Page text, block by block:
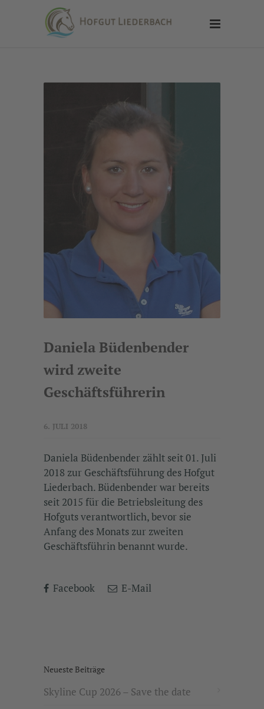
Daniela Büdenbender
wird zweite
Geschäftsführerin
6. JULI 2018
Daniela Büdenbender zählt seit 01. Juli
2018 zur Geschäftsführung des Hofgut
Liederbach. Büdenbender war bereits
seit 2015 für die Betriebsleitung des
Hofguts verantwortlich, bevor sie
Anfang des Monats zur zweiten
Geschäftsführin benannt wurde.
Facebook E-Mail
Neueste Beiträge
Skyline Cup 2026 – Save the date